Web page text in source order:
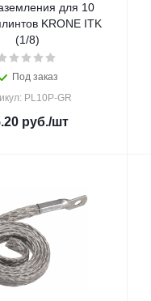
для 10
KRONE ITK
(1/8)
Под заказ
PL10P-GR
руб./шт